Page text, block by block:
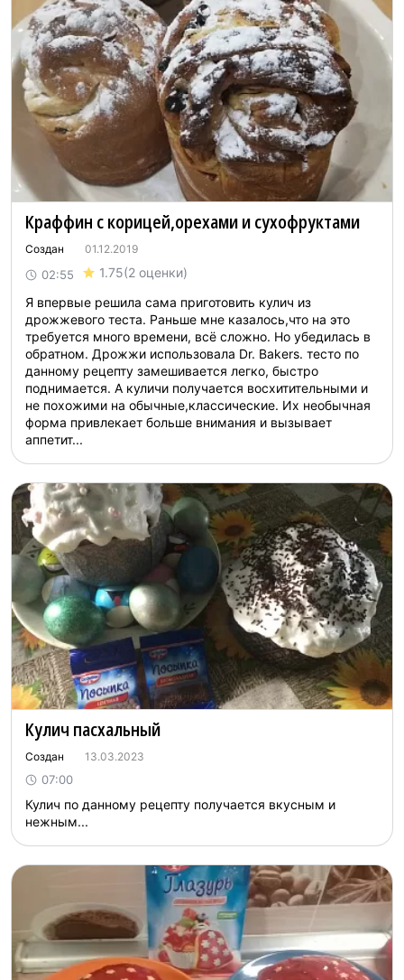
Краффин с корицей,орехами и сухофруктами
Создан 01.12.2019
02:55 1.75(2 оценки)
Я впервые решила сама приготовить кулич из
дрожжевого теста. Раньше мне казалось,что на это
требуется много времени, всё сложно. Но убедилась в
обратном. Дрожжи использовала Dr. Bakers. тесто по
данному рецепту замешивается легко, быстро
поднимается. А куличи получается восхитительными и
не похожими на обычные,классические. Их необычная
форма привлекает больше внимания и вызывает
аппетит...
Кулич пасхальный
Создан 13.03.2023
07:00
Кулич по данному рецепту получается вкусным и
нежным...